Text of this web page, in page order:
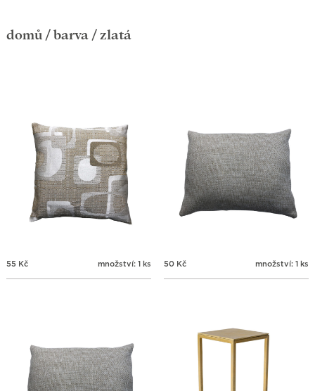
domů / barva / zlatá
55 Kč množství: 1 ks 50 Kč množství: 1 ks